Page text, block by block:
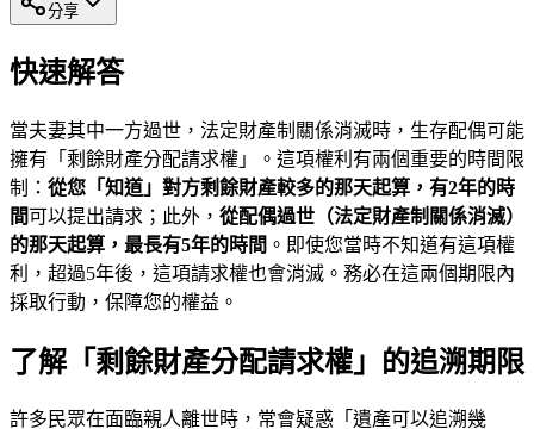
分享
快速解答
當夫妻其中一方過世，法定財產制關係消滅時，生存配偶可能
擁有「剩餘財產分配請求權」。這項權利有兩個重要的時間限
制： 從您「知道」對方剩餘財產較多的那天起算，有2年的時
間可以提出請求；此外， 從配偶過世（法定財產制關係消滅）
的那天起算，最長有5年的時間 。即使您當時不知道有這項權
利，超過5年後，這項請求權也會消滅。務必在這兩個期限內
採取行動，保障您的權益。
了解「剩餘財產分配請求權」的追溯期限
許多民眾在面臨親人離世時，常會疑惑「遺產可以追溯幾